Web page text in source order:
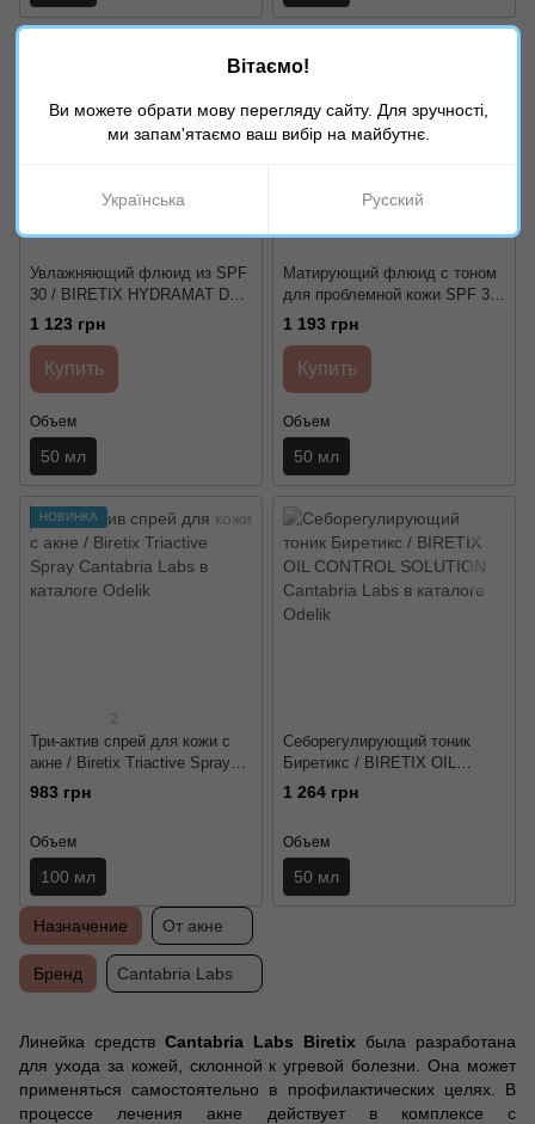
Увлажняющий флюид из SPF
30 / BIRETIX HYDRAMAT DAY
SPF 30 Cantabria Labs
1 123 грн
Купить
Объем
50 мл
Матирующий флюид с тоном
для проблемной кожи SPF 30
/ BIRETIX Hydramat Day SPF
30 Colour Cantabria Labs
1 193 грн
Купить
Объем
50 мл
НОВИНКА
2
Три-актив спрей для кожи с
акне / Biretix Triactive Spray
Cantabria Labs
983 грн
Объем
100 мл
Себорегулирующий тоник
Биретикс / BIRETIX OIL
CONTROL SOLUTION
Cantabria Labs
1 264 грн
Объем
50 мл
Линейка средств Cantabria Labs Biretix была разработана
для ухода за кожей, склонной к угревой болезни. Она может
применяться самостоятельно в профилактических целях. В
процессе лечения акне действует в комплексе с
Назначение От акне
Бренд Cantabria Labs
Вітаємо!
Ви можете обрати мову перегляду сайту. Для зручності,
ми запам'ятаємо ваш вибір на майбутнє.
Українська Русский